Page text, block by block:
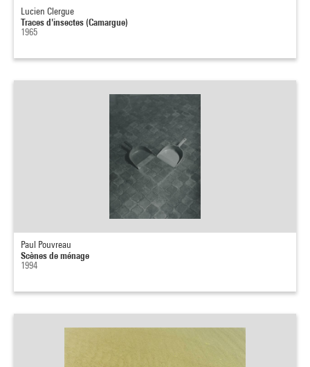
Lucien Clergue
Traces d'insectes (Camargue)
1965
Paul Pouvreau
Scènes de ménage
1994